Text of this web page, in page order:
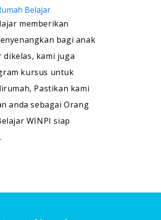
memberikan
bagi anak
dikelas, kami juga
kursus untuk
Pastikan kami
anda sebagai Orang
WINPI siap